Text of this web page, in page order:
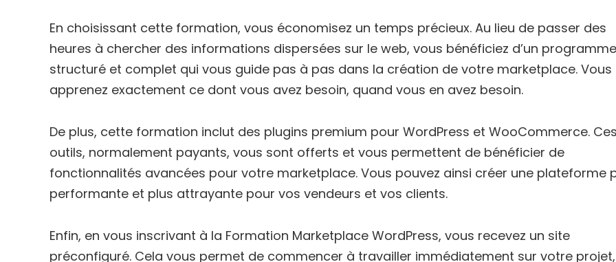
En choisissant cette formation, vous économisez un temps précieux. Au lieu de passer des
heures à chercher des informations dispersées sur le web, vous bénéficiez d’un programme
structuré et complet qui vous guide pas à pas dans la création de votre marketplace. Vous
apprenez exactement ce dont vous avez besoin, quand vous en avez besoin.
De plus, cette formation inclut des plugins premium pour WordPress et WooCommerce.
outils, normalement payants, vous sont offerts et vous permettent de bénéficier de
fonctionnalités avancées pour votre marketplace. Vous pouvez ainsi créer une plateforme
performante et plus attrayante pour vos vendeurs et vos clients.
Enfin, en vous inscrivant à la Formation Marketplace WordPress, vous recevez un site
préconfiguré. Cela vous permet de commencer à travailler immédiatement sur votre projet,